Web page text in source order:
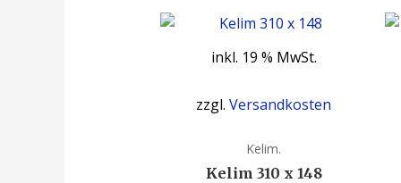
inkl. 19 % MwSt.
zzgl.Versandkosten
Kelim.
Kelim 310 x 148